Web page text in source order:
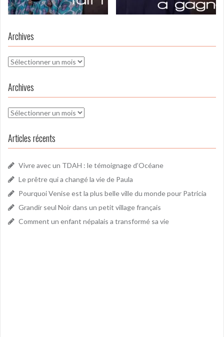
Archives
Archives
Archives
Archives
Articles récents
Vivre avec un TDAH : le témoignage d’Océane
Le prêtre qui a changé la vie de Paula
Pourquoi Venise est la plus belle ville du monde pour Patricia
Grandir seul Noir dans un petit village français
Comment un enfant népalais a transformé sa vie